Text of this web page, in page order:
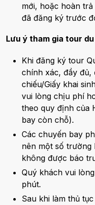
mới, hoặc hoàn
đã đăng ký trước
Lưu ý tham gia tour
Khi đăng ký tour
chính xác, đầy đủ,
chiếu/Giấy khai
vui lòng chịu phí
theo quy định của
bay còn chỗ).
Các chuyến bay
nên một số trường
không được báo
Quý khách vui
phút.
Sau khi làm thủ